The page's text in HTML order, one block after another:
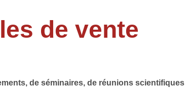
de vente
de séminaires, de réunions scientifiques